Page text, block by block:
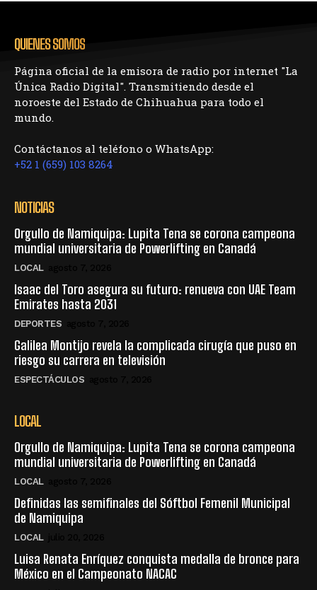
QUIENES SOMOS
Página oficial de la emisora de radio por internet "La
Única Radio Digital". Transmitiendo desde el
noroeste del Estado de Chihuahua para todo el
mundo.
Contáctanos al teléfono o WhatsApp:
+52 1 (659) 103 8264
NOTICIAS
Orgullo de Namiquipa: Lupita Tena se corona campeona
mundial universitaria de Powerlifting en Canadá
LOCAL
Isaac del Toro asegura su futuro: renueva con UAE Team
Emirates hasta 2031
DEPORTES
Galilea Montijo revela la complicada cirugía que puso en
riesgo su carrera en televisión
ESPECTÁCULOS
LOCAL
Orgullo de Namiquipa: Lupita Tena se corona campeona
mundial universitaria de Powerlifting en Canadá
LOCAL
Definidas las semifinales del Sóftbol Femenil Municipal
de Namiquipa
LOCAL
Luisa Renata Enríquez conquista medalla de bronce para
México en el Campeonato NACAC